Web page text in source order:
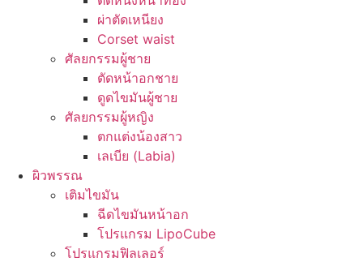
ผ่าตัดเหนียง
Corset waist
ศัลยกรรมผู้ชาย
ตัดหน้าอกชาย
ดูดไขมันผู้ชาย
ศัลยกรรมผู้หญิง
ตกแต่งน้องสาว
เลเบีย (Labia)
ผิวพรรณ
เติมไขมัน
ฉีดไขมันหน้าอก
โปรแกรม LipoCube
โปรแกรมฟิลเลอร์